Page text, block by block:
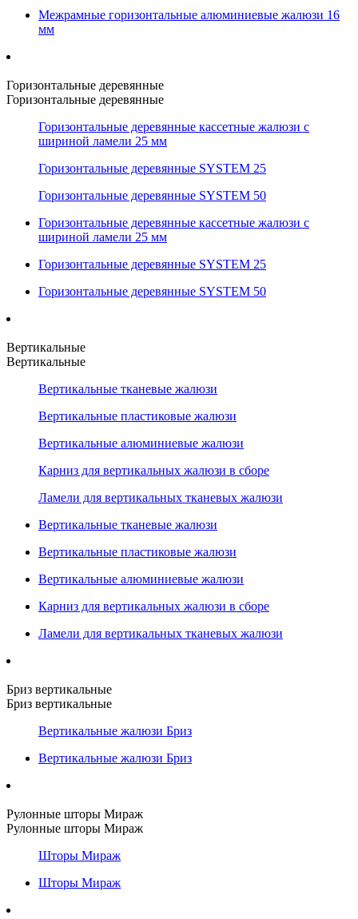
Межрамные горизонтальные алюминиевые жалюзи 16
мм
Горизонтальные деревянные
Горизонтальные деревянные
Горизонтальные деревянные кассетные жалюзи с
шириной ламели 25 мм
Горизонтальные деревянные SYSTEM 25
Горизонтальные деревянные SYSTEM 50
Горизонтальные деревянные кассетные жалюзи с
шириной ламели 25 мм
Горизонтальные деревянные SYSTEM 25
Горизонтальные деревянные SYSTEM 50
Вертикальные
Вертикальные
Вертикальные тканевые жалюзи
Вертикальные пластиковые жалюзи
Вертикальные алюминиевые жалюзи
Карниз для вертикальных жалюзи в сборе
Ламели для вертикальных тканевых жалюзи
Вертикальные тканевые жалюзи
Вертикальные пластиковые жалюзи
Вертикальные алюминиевые жалюзи
Карниз для вертикальных жалюзи в сборе
Ламели для вертикальных тканевых жалюзи
Бриз вертикальные
Бриз вертикальные
Вертикальные жалюзи Бриз
Вертикальные жалюзи Бриз
Рулонные шторы Мираж
Рулонные шторы Мираж
Шторы Мираж
Шторы Мираж